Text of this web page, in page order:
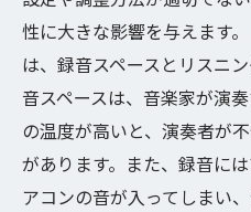
性に大きな影響を与えます
は、録音スペースとリスニ
音スペースは、音楽家が演
の温度が高いと、演奏者が
があります。また、録音に
アコンの音が入ってしまい